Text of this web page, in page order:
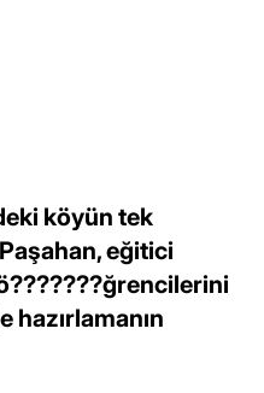
köyün tek
eğitici
hazırlamanın